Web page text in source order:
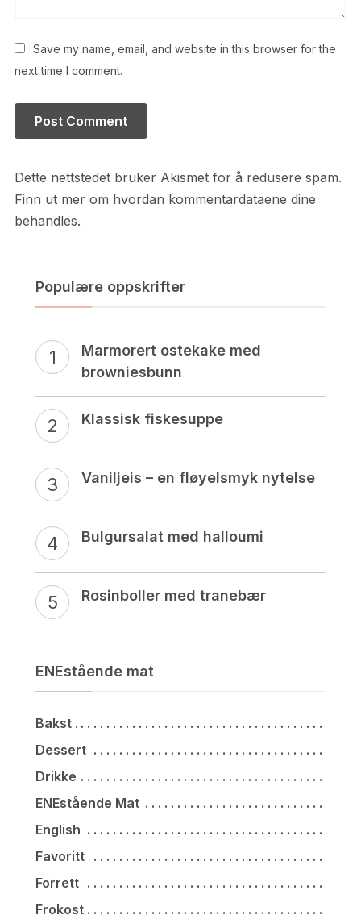
Save my name, email, and website in this browser for the
next time I comment.
Dette nettstedet bruker Akismet for å redusere spam.
Finn ut mer om hvordan kommentardataene dine
behandles.
Populære oppskrifter
Marmorert ostekake med
browniesbunn
Klassisk fiskesuppe
Vaniljeis – en fløyelsmyk nytelse
Bulgursalat med halloumi
Rosinboller med tranebær
ENEstående mat
Bakst
Dessert
Drikke
ENEstående Mat
English
Favoritt
Forrett
Frokost